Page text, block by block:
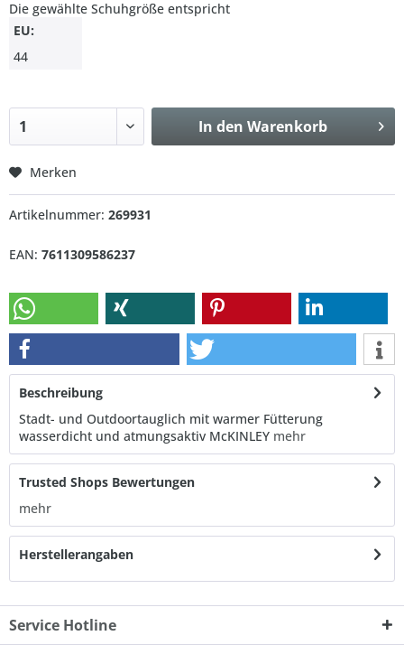
Die gewählte Schuhgröße entspricht
EU:
44
In den Warenkorb
Merken
Artikelnummer: 269931
EAN: 7611309586237
Beschreibung
Stadt- und Outdoortauglich mit warmer Fütterung
wasserdicht und atmungsaktiv McKINLEY mehr
Trusted Shops Bewertungen
mehr
Herstellerangaben
Service Hotline